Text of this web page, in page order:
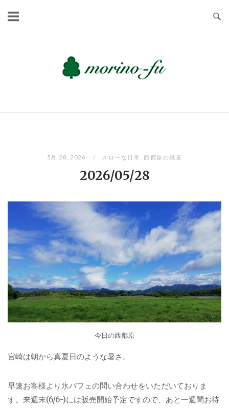
5月 28, 2026 スローな日常 ,西都原の風景
2026/05/28
今日の西都原
宮崎は朝から真夏日のような暑さ。
早速お客様より氷パフェの問い合わせをいただいておりま
す。来週末(6/6-)には販売開始予定ですので、あと一週間お待